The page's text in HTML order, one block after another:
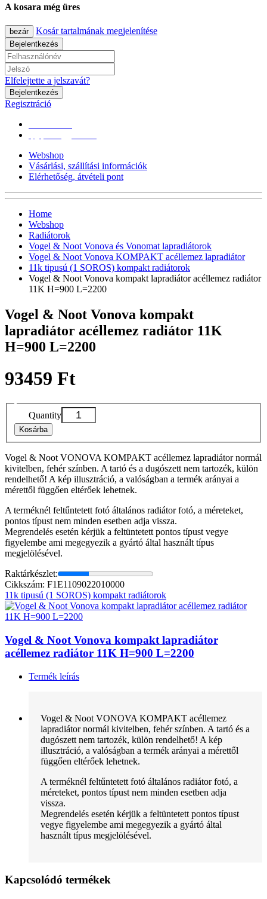
A kosara még üres
bezár Kosár tartalmának megjelenítése
Bejelentkezés
Elfelejtette a jelszavát?
Bejelentkezés
Regisztráció
Webshop
Vásárlási, szállítási információk
Elérhetőség, átvételi pont
Home
Webshop
Radiátorok
Vogel & Noot Vonova és Vonomat lapradiátorok
Vogel & Noot Vonova KOMPAKT acéllemez lapradiátor
11k tipusú (1 SOROS) kompakt radiátorok
Vogel & Noot Vonova kompakt lapradiátor acéllemez radiátor
11K H=900 L=2200
Vogel & Noot Vonova kompakt
lapradiátor acéllemez radiátor 11K
H=900 L=2200
93459 Ft
Quantity
Kosárba
Vogel & Noot VONOVA KOMPAKT acéllemez lapradiátor normál
kivitelben, fehér színben. A tartó és a dugószett nem tartozék, külön
rendelhető! A kép illusztráció, a valóságban a termék arányai a
mérettől függően eltérőek lehetnek.
A terméknél feltűntetett fotó általános radiátor fotó, a méreteket,
pontos típust nem minden esetben adja vissza.
Megrendelés esetén kérjük a feltüntetett pontos típust vegye
figyelembe ami megegyezik a gyártó által használt típus
megjelölésével.
Raktárkészlet:
Cikkszám: F1E1109022010000
11k tipusú (1 SOROS) kompakt radiátorok
Vogel & Noot Vonova kompakt lapradiátor
acéllemez radiátor 11K H=900 L=2200
Termék leírás
Vogel & Noot VONOVA KOMPAKT acéllemez
lapradiátor normál kivitelben, fehér színben. A tartó és a
dugószett nem tartozék, külön rendelhető! A kép
illusztráció, a valóságban a termék arányai a mérettől
függően eltérőek lehetnek.
A terméknél feltűntetett fotó általános radiátor fotó, a
méreteket, pontos típust nem minden esetben adja
vissza.
Megrendelés esetén kérjük a feltüntetett pontos típust
vegye figyelembe ami megegyezik a gyártó által
használt típus megjelölésével.
Kapcsolódó termékek